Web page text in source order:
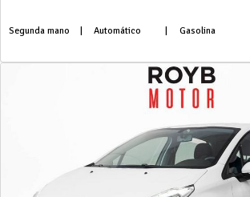
Segunda mano Automático Gasolina